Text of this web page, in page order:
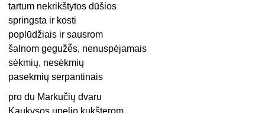
tartum nekrikštytos dūšios
springsta ir kosti
poplūdžiais ir sausrom
šalnom gegužė̃s, nenuspėjamais
sėkmių, nesėkmių
pasekmių serpantinais
pro du Markučių dvaru
Kaukysos upelio kukšterom